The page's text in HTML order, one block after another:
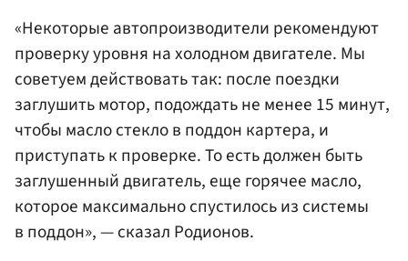
«Некоторые автопроизводители рекомендуют
проверку уровня на холодном двигателе. Мы
советуем действовать так: после поездки
заглушить мотор, подождать не менее 15 минут,
чтобы масло стекло в поддон картера, и
приступать к проверке. То есть должен быть
заглушенный двигатель, еще горячее масло,
которое максимально спустилось из системы
в поддон», — сказал Родионов.